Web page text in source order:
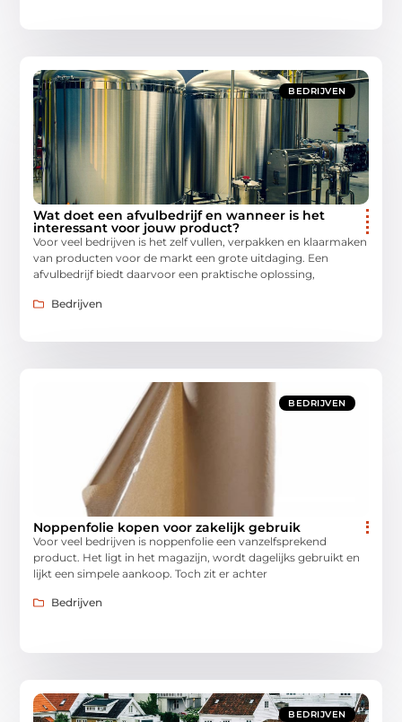
BEDRIJVEN
Wat doet een afvulbedrijf en wanneer is het
interessant voor jouw product?
Voor veel bedrijven is het zelf vullen, verpakken en klaarmaken
van producten voor de markt een grote uitdaging. Een
afvulbedrijf biedt daarvoor een praktische oplossing,
Bedrijven
BEDRIJVEN
Noppenfolie kopen voor zakelijk gebruik
Voor veel bedrijven is noppenfolie een vanzelfsprekend
product. Het ligt in het magazijn, wordt dagelijks gebruikt en
lijkt een simpele aankoop. Toch zit er achter
Bedrijven
BEDRIJVEN